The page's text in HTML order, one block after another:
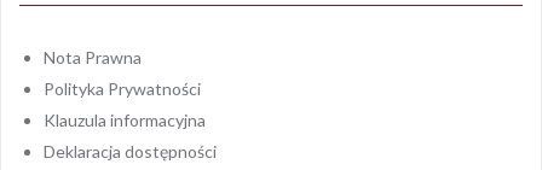
Nota Prawna
Polityka Prywatności
Klauzula informacyjna
Deklaracja dostępności